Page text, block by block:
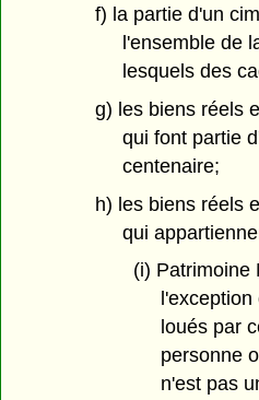
f) la partie d'un
l'ensemble de
lesquels des
g) les biens réels
qui font partie
centenaire;
h) les biens réels
qui
(i) Patrimoine
loués par
personne
n'est pas